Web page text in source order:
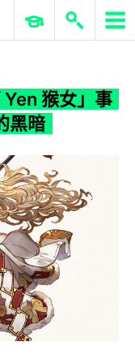
ERP 與商業 AI
猴女」事
黑暗